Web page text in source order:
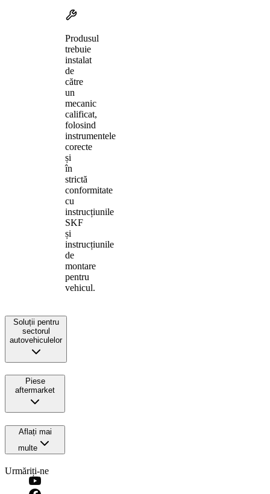
Produsul
trebuie
instalat
de
către
un
mecanic
calificat,
folosind
instrumentele
corecte
și
în
strictă
conformitate
cu
instrucțiunile
SKF
și
instrucțiunile
de
montare
pentru
vehicul.
Soluții pentru
sectorul
autovehiculelor
Piese
aftermarket
Aflați mai
multe
Urmăriți-ne